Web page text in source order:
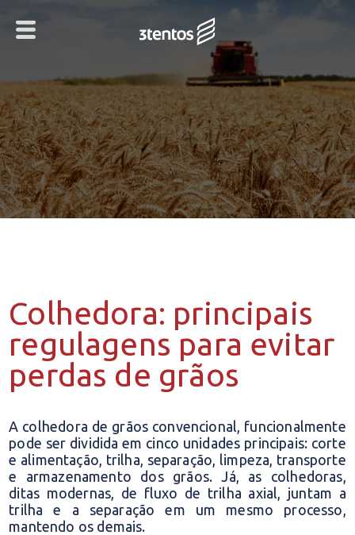
Colhedora: principais
regulagens para evitar
perdas de grãos
A colhedora de grãos convencional, funcionalmente
pode ser dividida em cinco unidades principais: corte
e alimentação, trilha, separação, limpeza, transporte
e armazenamento dos grãos. Já, as colhedoras,
ditas modernas, de fluxo de trilha axial, juntam a
trilha e a separação em um mesmo processo,
mantendo os demais.